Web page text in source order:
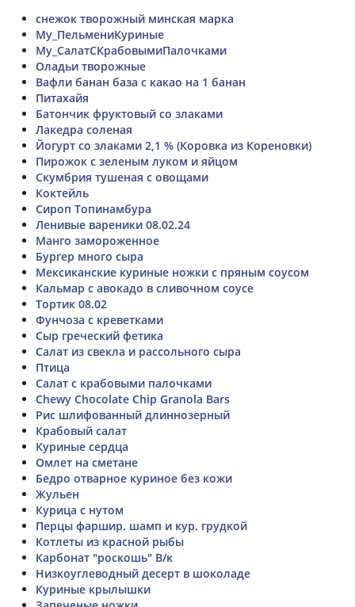
снежок творожный минская марка
My_ПельмениКуриные
My_СалатСКрабовымиПалочками
Оладьи творожные
Вафли банан база с какао на 1 банан
Питахайя
Батончик фруктовый со злаками
Лакедра соленая
Йогурт со злаками 2,1 % (Коровка из Кореновки)
Пирожок с зеленым луком и яйцом
Скумбрия тушеная с овощами
Коктейль
Сироп Топинамбура
Ленивые вареники 08.02.24
Манго замороженное
Бургер много сыра
Мексиканские куриные ножки с пряным соусом
Кальмар с авокадо в сливочном соусе
Тортик 08.02
Фунчоза с креветками
Сыр греческий фетика
Салат из свекла и рассольного сыра
Птица
Салат с крабовыми палочками
Chewy Chocolate Chip Granola Bars
Рис шлифованный длиннозерный
Крабовый салат
Куриные сердца
Омлет на сметане
Бедро отварное куриное без кожи
Жульен
Курица с нутом
Перцы фаршир. шамп и кур. грудкой
Котлеты из красной рыбы
Карбонат "роскошь" В/к
Низкоуглеводный десерт в шоколаде
Куриные крылышки